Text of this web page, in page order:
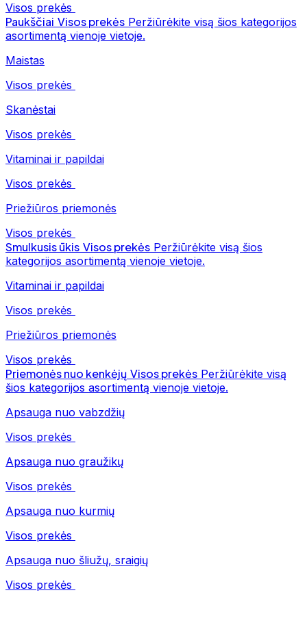
Visos prekės
Paukščiai Visos prekės Peržiūrėkite visą šios kategorijos
asortimentą vienoje vietoje.
Maistas
Visos prekės
Skanėstai
Visos prekės
Vitaminai ir papildai
Visos prekės
Priežiūros priemonės
Visos prekės
Smulkusis ūkis Visos prekės Peržiūrėkite visą šios
kategorijos asortimentą vienoje vietoje.
Vitaminai ir papildai
Visos prekės
Priežiūros priemonės
Visos prekės
Priemonės nuo kenkėjų Visos prekės Peržiūrėkite visą
šios kategorijos asortimentą vienoje vietoje.
Apsauga nuo vabzdžių
Visos prekės
Apsauga nuo graužikų
Visos prekės
Apsauga nuo kurmių
Visos prekės
Apsauga nuo šliužų, sraigių
Visos prekės